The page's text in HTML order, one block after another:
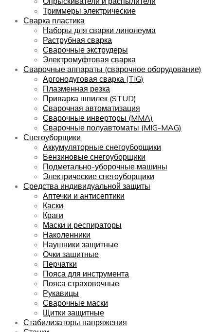
Триммеры электрические
Сварка пластика
Наборы для сварки линолеума
Раструбная сварка
Сварочные экструдеры
Электромуфтовая сварка
Сварочные аппараты (сварочное оборудование)
Аргонодуговая сварка (TIG)
Плазменная резка
Приварка шпилек (STUD)
Сварочная автоматизация
Сварочные инверторы (MMA)
Сварочные полуавтоматы (MIG-MAG)
Снегоуборщики
Аккумуляторные снегоуборщики
Бензиновые снегоуборщики
Подметально-уборочные машины
Электрические снегоуборщики
Средства индивидуальной защиты
Аптечки и антисептики
Каски
Краги
Маски и респираторы
Наколенники
Наушники защитные
Очки защитные
Перчатки
Пояса для инструмента
Пояса страховочные
Рукавицы
Сварочные маски
Щитки защитные
Стабилизаторы напряжения